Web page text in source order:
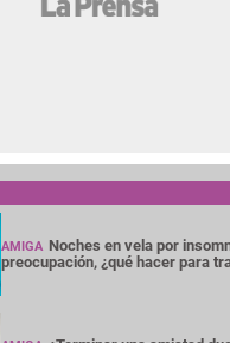
AMIGA Noches en vela por
preocupación, ¿qué hacer para